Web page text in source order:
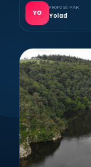
YO
PROPOSÉ PAR
Yolad